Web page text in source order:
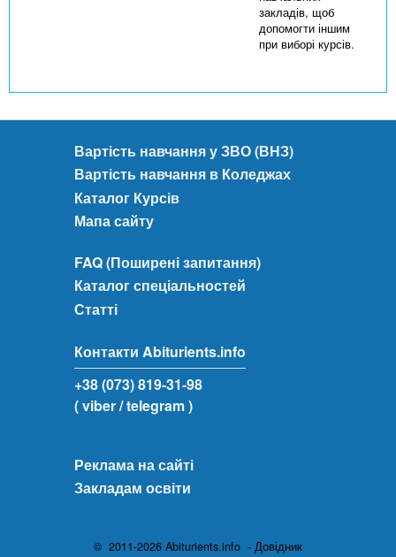
закладів, щоб
допомогти іншим
при виборі курсів.
Вартість навчання у ЗВО (ВНЗ)
Вартість навчання в Коледжах
Каталог Курсів
Мапа сайту
FAQ (Поширені запитання)
Каталог спеціальностей
Статті
Контакти Abiturients.info
+38 (073) 819-31-98
( viber/ telegram )
Реклама на сайті
Закладам освіти
© 2011-2026 Abiturients.info - Довідник